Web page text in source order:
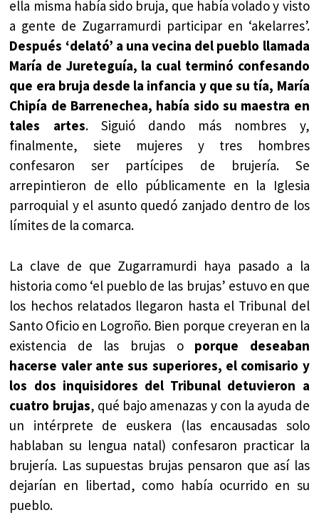
ella misma había sido bruja, que había volado y visto
a gente de Zugarramurdi participar en ‘akelarres’.
Después ‘delató’ a una vecina del pueblo llamada
María de Jureteguía, la cual terminó confesando
que era bruja desde la infancia y que su tía, María
Chipía de Barrenechea, había sido su maestra en
tales artes. Siguió dando más nombres y,
finalmente, siete mujeres y tres hombres
confesaron ser partícipes de brujería. Se
arrepintieron de ello públicamente en la Iglesia
parroquial y el asunto quedó zanjado dentro de los
límites de la comarca.
La clave de que Zugarramurdi haya pasado a la
historia como ‘el pueblo de las brujas’ estuvo en que
los hechos relatados llegaron hasta el Tribunal del
Santo Oficio en Logroño. Bien porque creyeran en la
existencia de las brujas o porque deseaban
hacerse valer ante sus superiores, el comisario y
los dos inquisidores del Tribunal detuvieron a
cuatro brujas, qué bajo amenazas y con la ayuda de
un intérprete de euskera (las encausadas solo
hablaban su lengua natal) confesaron practicar la
brujería. Las supuestas brujas pensaron que así las
dejarían en libertad, como había ocurrido en su
pueblo.